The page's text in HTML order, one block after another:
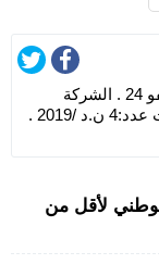
عبدالاله كبريتي مدير موقع أزمور أنفو 24 . الشركة
الاعلامية ،ستي ميدي . الملائمة تحت عدد:4 ن.د /2019 .
لأقل من